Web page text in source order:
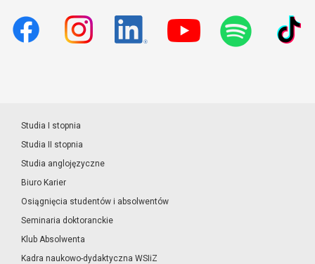
Studia I stopnia
Studia II stopnia
Studia anglojęzyczne
Biuro Karier
Osiągnięcia studentów i absolwentów
Seminaria doktoranckie
Klub Absolwenta
Kadra naukowo-dydaktyczna WSIiZ